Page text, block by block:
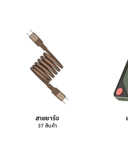
สายชาร์จ
37 สินค้า